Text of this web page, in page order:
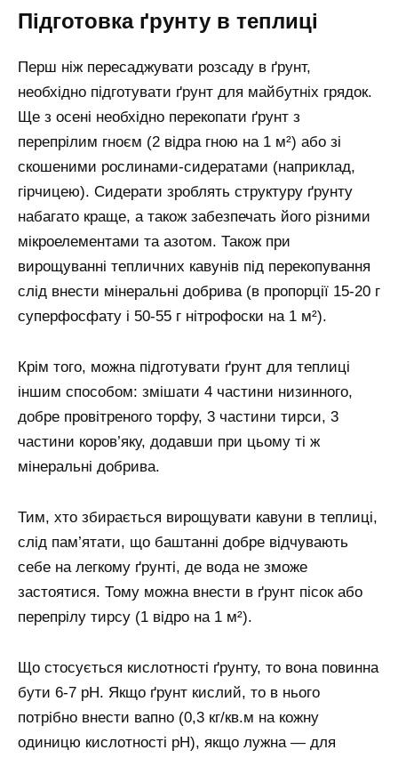
Підготовка ґрунту в теплиці
Перш ніж пересаджувати розсаду в ґрунт,
необхідно підготувати ґрунт для майбутніх грядок.
Ще з осені необхідно перекопати ґрунт з
перепрілим гноєм (2 відра гною на 1 м²) або зі
скошеними рослинами-сидератами (наприклад,
гірчицею). Сидерати зроблять структуру ґрунту
набагато краще, а також забезпечать його різними
мікроелементами та азотом. Також при
вирощуванні тепличних кавунів під перекопування
слід внести мінеральні добрива (в пропорції 15-20 г
суперфосфату і 50-55 г нітрофоски на 1 м²).
Крім того, можна підготувати ґрунт для теплиці
іншим способом: змішати 4 частини низинного,
добре провітреного торфу, 3 частини тирси, 3
частини коров’яку, додавши при цьому ті ж
мінеральні добрива.
Тим, хто збирається вирощувати кавуни в теплиці,
слід пам’ятати, що баштанні добре відчувають
себе на легкому ґрунті, де вода не зможе
застоятися. Тому можна внести в ґрунт пісок або
перепрілу тирсу (1 відро на 1 м²).
Що стосується кислотності ґрунту, то вона повинна
бути 6-7 рН. Якщо ґрунт кислий, то в нього
потрібно внести вапно (0,3 кг/кв.м на кожну
одиницю кислотності рН), якщо лужна — для